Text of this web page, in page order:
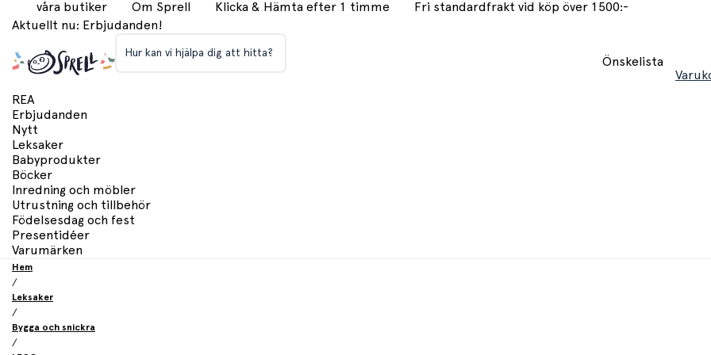
våra butiker Om Sprell Klicka & Hämta efter 1 timme
Fri standardfrakt vid köp över 1500:-
Aktuellt nu: Erbjudanden!
Hur kan vi hjälpa dig att hitta?
Önskelista
REA
Erbjudanden
Nytt
Leksaker
Babyprodukter
Böcker
Inredning och möbler
Utrustning och tillbehör
Födelsesdag och fest
Presentidéer
Varumärken
Hem
/
Leksaker
/
Bygga och snickra
/